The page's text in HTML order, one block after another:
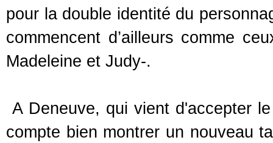
pour la double identité du
commencent d’ailleurs comme
Madeleine et Judy-.
A Deneuve, qui vient d'accepter
compte bien montrer un nouveau